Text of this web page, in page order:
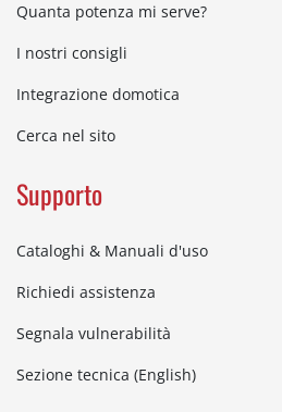
Quanta potenza mi serve?
I nostri consigli
Integrazione domotica
Cerca nel sito
Supporto
Cataloghi & Manuali d'uso
Richiedi assistenza
Segnala vulnerabilità
Sezione tecnica (English)